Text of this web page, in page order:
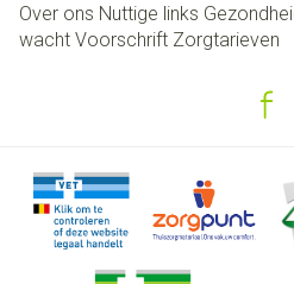
Over ons Nuttige links
wacht Voorschrift Zorgtarieven